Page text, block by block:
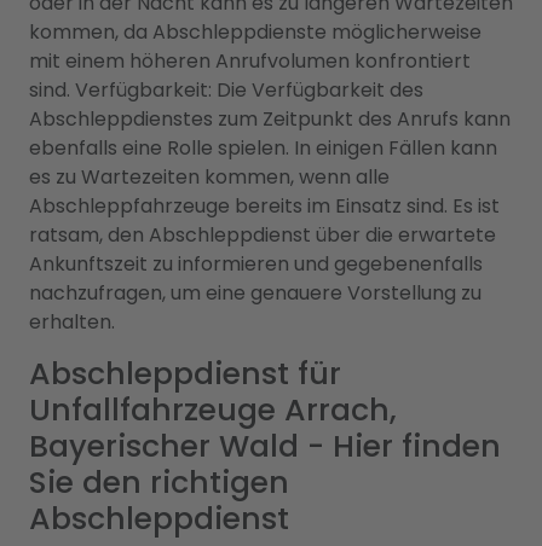
kommen, da Abschleppdienste möglicherweise
mit einem höheren Anrufvolumen konfrontiert
sind. Verfügbarkeit: Die Verfügbarkeit des
Abschleppdienstes zum Zeitpunkt des Anrufs kann
ebenfalls eine Rolle spielen. In einigen Fällen kann
es zu Wartezeiten kommen, wenn alle
Abschleppfahrzeuge bereits im Einsatz sind. Es ist
ratsam, den Abschleppdienst über die erwartete
Ankunftszeit zu informieren und gegebenenfalls
nachzufragen, um eine genauere Vorstellung zu
erhalten.
Abschleppdienst für
Unfallfahrzeuge Arrach,
Bayerischer Wald - Hier finden
Sie den richtigen
Abschleppdienst